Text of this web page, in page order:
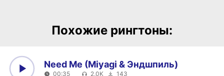
Похожие рингтоны:
Need Me (Miyagi & Эндшпиль)
00:35 2,0K 143